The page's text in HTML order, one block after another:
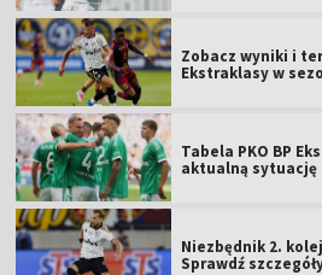
Zobacz wyniki i
Ekstraklasy w
Tabela PKO BP
aktualną sytuację
Niezbędnik 2.
Sprawdź